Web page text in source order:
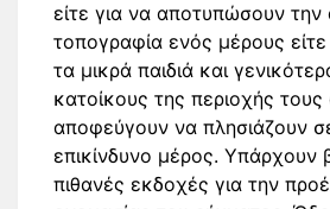
είτε για να αποτυπώσουν
τοπογραφία ενός μέρους
τα μικρά παιδιά και
κατοίκους της περιοχής
αποφεύγουν να πλησιάζουν
επικίνδυνο μέρος. Υπάρχουν
πιθανές εκδοχές για την